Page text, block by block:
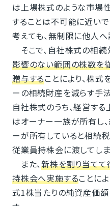
は上場株式のような市場
することは不可能に近いで
考えても、無制限に他人へ
そこで、自社株式の相続
影響のない範囲の株数を
贈与することにより、株
ーの相続財産を減らす手
自社株式のうち、経営す
はオーナー一族が所有し
ーが所有していると相続
従業員持株会に渡してしま
また、新株を割り当て
持株会へ実施することに
式1株当たりの純資産価